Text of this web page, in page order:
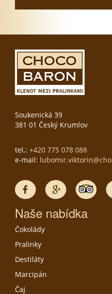
Vložit do
Soukenická 39
381 01 Český Krumlov
tel.: +420 775 078 088
e-mail:
Naše nabídka
Čokolády
Pralinky
Destiláty
Marcipán
Čaj